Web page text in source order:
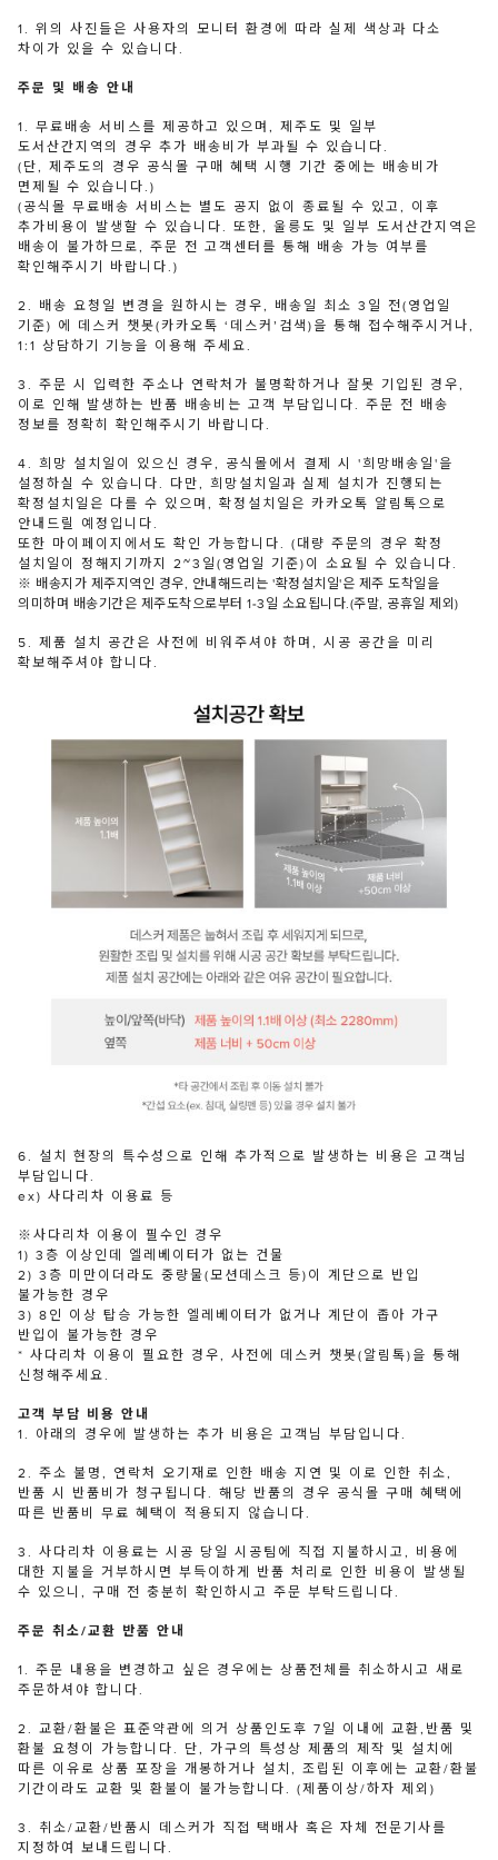
1. 위의 사진들은 사용자의 모니터 환경에 따라 실제 색상과 다소
차이가 있을 수 있습니다.
주문 및 배송 안내
1. 무료배송 서비스를 제공하고 있으며, 제주도 및 일부
도서산간지역의 경우 추가 배송비가 부과될 수 있습니다.
(단, 제주도의 경우 공식몰 구매 혜택 시행 기간 중에는 배송비가
면제될 수 있습니다.)
(공식몰 무료배송 서비스는 별도 공지 없이 종료될 수 있고, 이후
추가비용이 발생할 수 있습니다. 또한, 울릉도 및 일부 도서산간지역은
배송이 불가하므로, 주문 전 고객센터를 통해 배송 가능 여부를
확인해주시기 바랍니다.)
2. 배송 요청일 변경을 원하시는 경우, 배송일 최소 3일 전(영업일
기준) 에 데스커 챗봇(카카오톡 ‘데스커’검색)을 통해 접수해주시거나,
1:1 상담하기 기능을 이용해 주세요.
3. 주문 시 입력한 주소나 연락처가 불명확하거나 잘못 기입된 경우,
이로 인해 발생하는 반품 배송비는 고객 부담입니다. 주문 전 배송
정보를 정확히 확인해주시기 바랍니다.
4. 희망 설치일이 있으신 경우, 공식몰에서 결제 시 '희망배송일'을
설정하실 수 있습니다. 다만, 희망설치일과 실제 설치가 진행되는
확정설치일은 다를 수 있으며, 확정설치일은 카카오톡 알림톡으로
안내드릴 예정입니다.
또한 마이페이지에서도 확인 가능합니다. (대량 주문의 경우 확정
설치일이 정해지기까지 2~3일(영업일 기준)이 소요될 수 있습니다.
※ 배송지가 제주지역인 경우, 안내해드리는 '확정설치일'은 제주 도착일을
의미하며 배송기간은 제주도착으로부터 1-3일 소요됩니다.(주말, 공휴일 제외)
5. 제품 설치 공간은 사전에 비워주셔야 하며, 시공 공간을 미리
확보해주셔야 합니다.
6. 설치 현장의 특수성으로 인해 추가적으로 발생하는 비용은 고객님
부담입니다.
ex) 사다리차 이용료 등
※사다리차 이용이 필수인 경우
1) 3층 이상인데 엘레베이터가 없는 건물
2) 3층 미만이더라도 중량물(모션데스크 등)이 계단으로 반입
불가능한 경우
3) 8인 이상 탑승 가능한 엘레베이터가 없거나 계단이 좁아 가구
반입이 불가능한 경우
* 사다리차 이용이 필요한 경우, 사전에 데스커 챗봇(알림톡)을 통해
신청해주세요.
고객 부담 비용 안내
1. 아래의 경우에 발생하는 추가 비용은 고객님 부담입니다.
2. 주소 불명, 연락처 오기재로 인한 배송 지연 및 이로 인한 취소,
반품 시 반품비가 청구됩니다. 해당 반품의 경우 공식몰 구매 혜택에
따른 반품비 무료 혜택이 적용되지 않습니다.
3. 사다리차 이용료는 시공 당일 시공팀에 직접 지불하시고, 비용에
대한 지불을 거부하시면 부득이하게 반품 처리로 인한 비용이 발생될
수 있으니, 구매 전 충분히 확인하시고 주문 부탁드립니다.
주문 취소/교환 반품 안내
1. 주문 내용을 변경하고 싶은 경우에는 상품전체를 취소하시고 새로
주문하셔야 합니다.
2. 교환/환불은 표준약관에 의거 상품인도후 7일 이내에 교환,반품 및
환불 요청이 가능합니다. 단, 가구의 특성상 제품의 제작 및 설치에
따른 이유로 상품 포장을 개봉하거나 설치, 조립된 이후에는 교환/환불
기간이라도 교환 및 환불이 불가능합니다. (제품이상/하자 제외)
3. 취소/교환/반품시 데스커가 직접 택배사 혹은 자체 전문기사를
지정하여 보내드립니다.